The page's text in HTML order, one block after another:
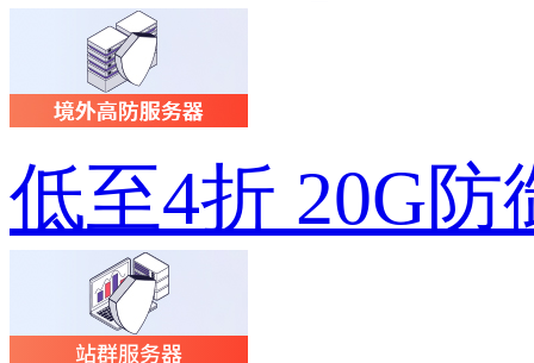
低至4折 20G防